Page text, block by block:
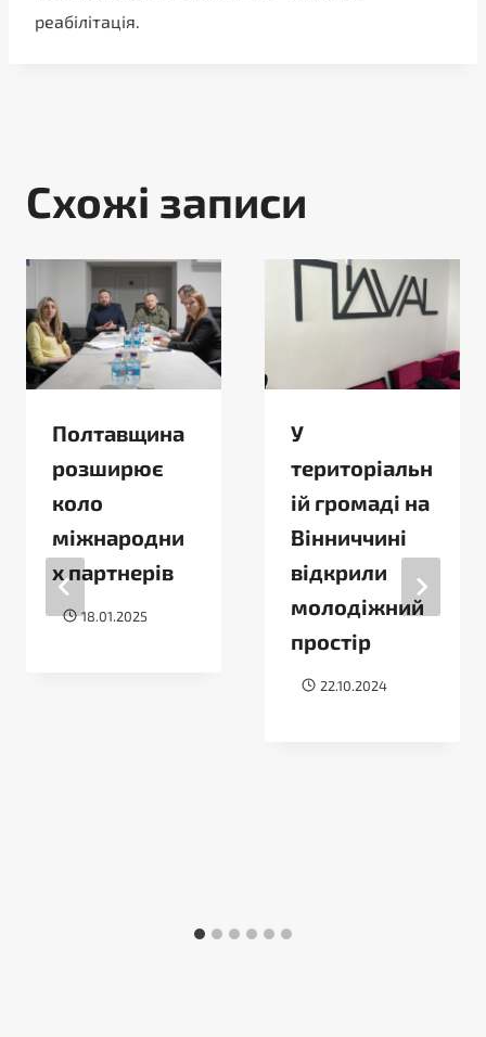
реабілітація.
Схожі записи
Полтавщина
розширює
коло
міжнародни
х партнерів
18.01.2025
У
територіальн
ій громаді на
Вінниччині
відкрили
молодіжний
простір
22.10.2024